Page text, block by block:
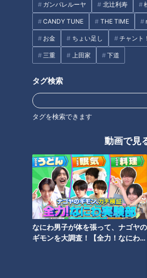
ガンバレルーヤ 北辻利寿
CANDY TUNE THE TIME
お金 ちょい足し チャント！
三重 上田家 下道
タグ検索
タグを検索できます
動画で見
なにわ男子が体を張って、ナゴヤの
ギモンを大調査！【全力！なにわ実
CBCテレビ『デララバ』
愛知・安城市で創業49年の「梅若寿し
メ」の元祖と言われています。オープ
ルメを提供しているのだとか。
の重さは約1.2㎏！使うシャリは、約1㎏
分の穴子。穴子とシャリが離れないよ
他にも、タコ1杯がそのままシャリにの
や、重さ2㎏で16人前の「茶碗蒸し（超
初代大将・稲垣弘さんによると、盛り
当初の迷惑客からの嫌がらせ。大将が
寿司を出すと、嫌がらせがなくなった